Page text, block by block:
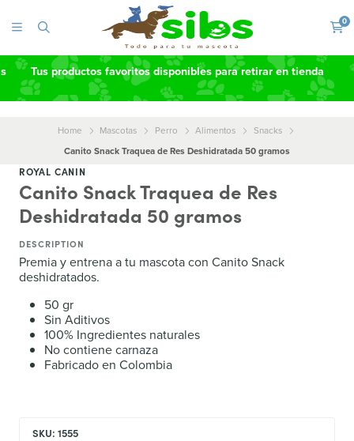
0
Tus productos favoritos disponibles para retirar en tienda
Home Mascotas Perro Alimentos
Snacks
Canito Snack Traquea de Res Deshidratada 50 gramos
ROYAL CANIN
Canito Snack Traquea de Res
Deshidratada 50 gramos
DESCRIPTION
Premia y entrena a tu mascota con Canito Snack
deshidratados.
50 gr
Sin Aditivos
100% Ingredientes naturales
No contiene carnaza
Fabricado en Colombia
SKU: 1555